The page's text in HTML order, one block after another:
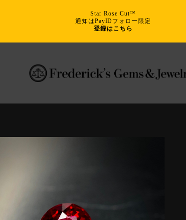
Star Rose Cut™
通知はPayIDフォロー限定
登録はこちら